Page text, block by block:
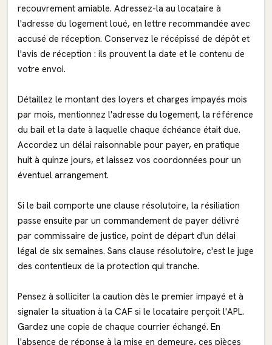
recouvrement amiable. Adressez-la au locataire à
l'adresse du logement loué, en lettre recommandée avec
accusé de réception. Conservez le récépissé de dépôt et
l'avis de réception : ils prouvent la date et le contenu de
votre envoi.
Détaillez le montant des loyers et charges impayés mois
par mois, mentionnez l'adresse du logement, la référence
du bail et la date à laquelle chaque échéance était due.
Accordez un délai raisonnable pour payer, en pratique
huit à quinze jours, et laissez vos coordonnées pour un
éventuel arrangement.
Si le bail comporte une clause résolutoire, la résiliation
passe ensuite par un commandement de payer délivré
par commissaire de justice, point de départ d'un délai
légal de six semaines. Sans clause résolutoire, c'est le juge
des contentieux de la protection qui tranche.
Pensez à solliciter la caution dès le premier impayé et à
signaler la situation à la CAF si le locataire perçoit l'APL.
Gardez une copie de chaque courrier échangé. En
l'absence de réponse à la mise en demeure, ces pièces